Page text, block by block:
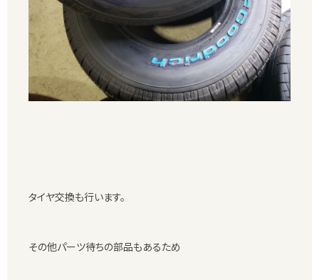
タイヤ交換も行います。
その他パーツ待ちの部品もあるため